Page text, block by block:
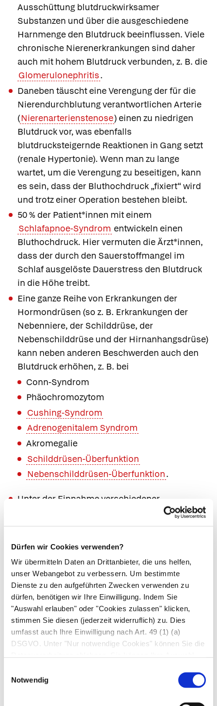
Dürfen wir Cookies verwenden?
Wir übermitteln Daten an Drittanbieter, die uns helfen,
unser Webangebot zu verbessern. Um bestimmte
Dienste zu den aufgeführten Zwecken verwenden zu
dürfen, benötigen wir Ihre Einwilligung. Indem Sie
"Auswahl erlauben" oder "Cookies zulassen" klicken,
stimmen Sie diesen (jederzeit widerruflich) zu. Dies
umfasst auch Ihre Einwilligung nach Art. 49 (1) (a)
DSGVO. Unter "Nur notwendige Cookies" können Sie die
Notwendig
Ausschüttung blutdruckwirksamer
Substanzen und über die ausgeschiedene
Harnmenge den Blutdruck beeinflussen. Viele
chronische Nierenerkrankungen sind daher
auch mit hohem Blutdruck verbunden, z. B. die
Glomerulonephritis.
Daneben täuscht eine Verengung der für die
Nierendurchblutung verantwortlichen Arterie
(Nierenarterienstenose) einen zu niedrigen
Blutdruck vor, was ebenfalls
blutdrucksteigernde Reaktionen in Gang setzt
(renale Hypertonie). Wenn man zu lange
wartet, um die Verengung zu beseitigen, kann
es sein, dass der Bluthochdruck „fixiert“ wird
und trotz einer Operation bestehen bleibt.
50 % der Patient*innen mit einem
Schlafapnoe-Syndrom entwickeln einen
Bluthochdruck. Hier vermuten die Ärzt*innen,
dass der durch den Sauerstoffmangel im
Schlaf ausgelöste Dauerstress den Blutdruck
in die Höhe treibt.
Eine ganze Reihe von Erkrankungen der
Hormondrüsen (so z. B. Erkrankungen der
Nebenniere, der Schilddrüse, der
Nebenschilddrüse und der Hirnanhangsdrüse)
kann neben anderen Beschwerden auch den
Blutdruck erhöhen, z. B. bei
Conn-Syndrom
Phäochromozytom
Cushing-Syndrom
Adrenogenitalem Syndrom
Akromegalie
Schilddrüsen-Überfunktion
Nebenschilddrüsen-Überfunktion.
Unter der Einnahme verschiedener
oder Kortison,
kann sich ein Bluthochdruck entwickeln.
Außer den Genussmitteln Nikotin und Alkohol
von Lakritze (> 250 g/Tag) zu einem
Bluthochdruck.
Gefäßfehlbildungen sind ebenfalls mögliche
Ursachen für einen Bluthochdruck. So z. B. bei
einer Aortenisthmusstenose, bei der die
erhöhten Blutdruckmesswerte typischerweise
Verlauf und Komplikationen